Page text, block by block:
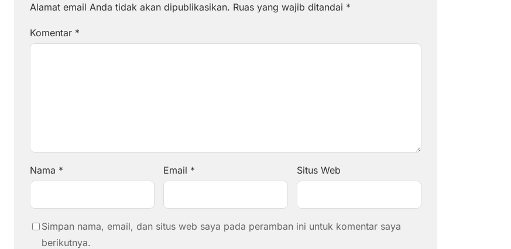
Alamat email Anda tidak akan dipublikasikan. Ruas yang wajib ditandai *
Komentar *
Nama * Email * Situs Web
Simpan nama, email, dan situs web saya pada peramban ini untuk komentar saya
berikutnya.